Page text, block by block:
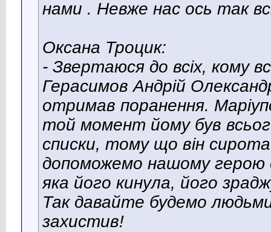
нами . Невже нас ось так
Оксана Троцик:
- Звертаюся до всіх, кому
Герасимов Андрій
отримав поранення.
той момент йому був
списки, тому що він
допоможемо нашому герою
яка його кинула, його
Так давайте будемо
захистив!